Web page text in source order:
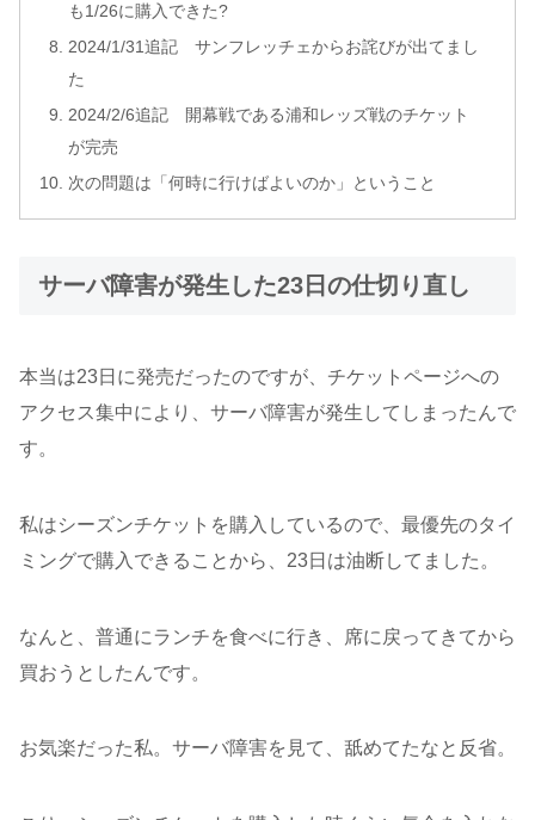
も1/26に購入できた?
2024/1/31追記 サンフレッチェからお詫びが出てまし
た
2024/2/6追記 開幕戦である浦和レッズ戦のチケット
が完売
次の問題は「何時に行けばよいのか」ということ
サーバ障害が発生した23日の仕切り直し
本当は23日に発売だったのですが、チケットページへの
アクセス集中により、サーバ障害が発生してしまったんで
す。
私はシーズンチケットを購入しているので、最優先のタイ
ミングで購入できることから、23日は油断してました。
なんと、普通にランチを食べに行き、席に戻ってきてから
買おうとしたんです。
お気楽だった私。サーバ障害を見て、舐めてたなと反省。